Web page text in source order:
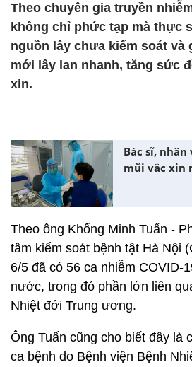
Theo chuyên gia truyền
không chỉ phức tạp mà thực
nguồn lây chưa kiểm soát và
mới lây lan nhanh, tăng sức
xin.
Bác sĩ,
mũi vắc xin
Theo ông Khổng Minh Tuấn -
tâm kiểm soát bệnh tật Hà Nội
6/5 đã có 56 ca nhiễm COVID-
nước, trong đó phần lớn liên
Nhiệt đới Trung ương.
Ông Tuấn cũng cho biết đây là
ca bệnh do Bệnh viện Bệnh